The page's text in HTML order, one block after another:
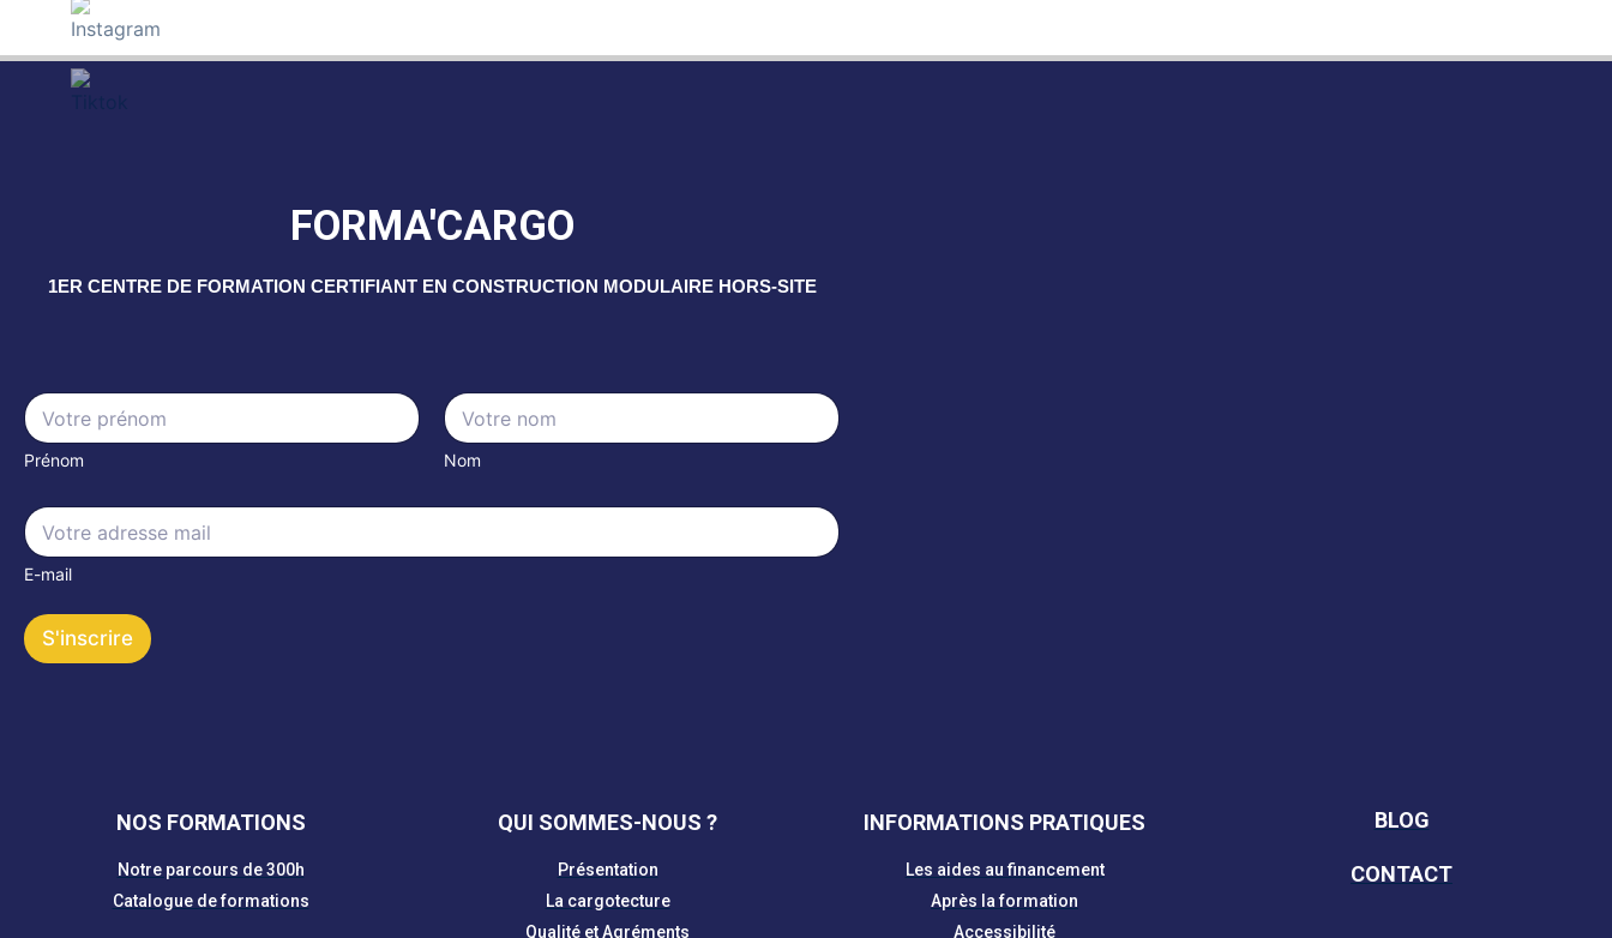
FORMA'CARGO
1ER CENTRE DE FORMATION CERTIFIANT EN CONSTRUCTION MODULAIRE HORS-SITE
N
a
m
e
Prénom Nom
m
a
i
N
a
m
E
m
a
i
*
E-mail
S'inscrire
NOS FORMATIONS
Notre parcours de 300h
Catalogue de formations
QUI SOMMES-NOUS ?
Présentation
La cargotecture
Qualité et Agréments
INFORMATIONS PRATIQUES
Les aides au financement
Après la formation
Accessibilité
BLOG
CONTACT